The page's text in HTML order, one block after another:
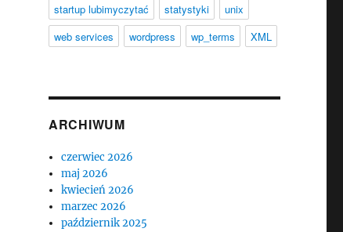
startup lubimyczytać
statystyki
unix
web services
wordpress wp_terms XML
ARCHIWUM
czerwiec 2026
maj 2026
kwiecień 2026
marzec 2026
październik 2025